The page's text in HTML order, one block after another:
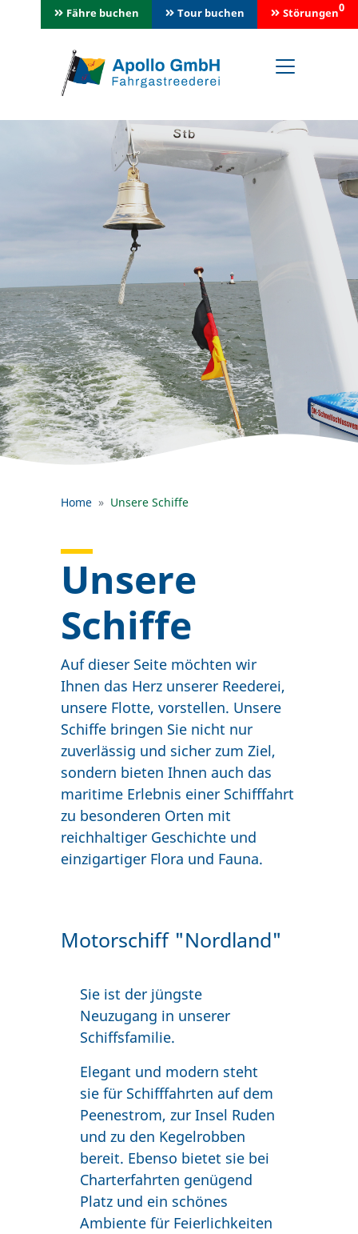
Fähre buchen Tour buchen Störungen0
Home Unsere Schiffe
Unsere
Schiffe
Auf dieser Seite möchten wir
Ihnen das Herz unserer Reederei,
unsere Flotte, vorstellen. Unsere
Schiffe bringen Sie nicht nur
zuverlässig und sicher zum Ziel,
sondern bieten Ihnen auch das
maritime Erlebnis einer Schifffahrt
zu besonderen Orten mit
reichhaltiger Geschichte und
einzigartiger Flora und Fauna.
Motorschiff "Nordland"
Sie ist der jüngste
Neuzugang in unserer
Schiffsfamilie.
Elegant und modern steht
sie für Schifffahrten auf dem
Peenestrom, zur Insel Ruden
und zu den Kegelrobben
bereit. Ebenso bietet sie bei
Charterfahrten genügend
Platz und ein schönes
Ambiente für Feierlichkeiten